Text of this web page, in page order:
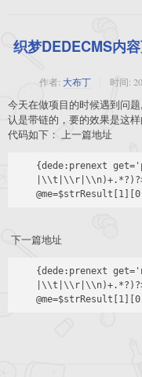
织梦DEDECMS内
作者: 大布丁 时间:
今天在做项目的时候遇到问
认是带链的，要的效果是这
代码如下： 上一篇地址
{dede:prenext
下一篇地址
{dede:prenext